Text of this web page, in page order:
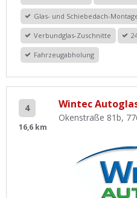
Glas- und Schiebedach-
Verbundglas-Zuschnitte
Fahrzeugabholung
4
16,6 km
Wintec
Okenstraße 81b,